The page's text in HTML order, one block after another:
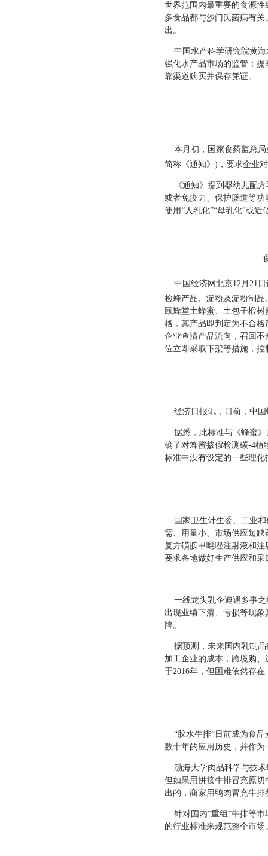
世界范围内最重要的食源
多食品都与沙门氏菌病有
出。
中国水产科学研究院黄海
强化水产品市场的监管；提
靠渠道购买并保存凭证。
本月初，国家食药监总局
简称《通知》)，要求企业
《通知》提到婴幼儿配方
或者免疫力、保护肠道等功
使用“人乳化”“母乳化”或
中国经济网北京12月21日
检蜂产品、淀粉及淀粉制品
颐蜂堂土蜂蜜、土包子椴树
格，其产品即判定为不合格
企业查清产品流向，召回不
位立即采取下架等措施，
经济日报讯，日 前，中
据悉，此标准与《蜂蜜
确了对蜂蜜掺假检测碳-4植
标准中没有设定的一些
国家卫生计生委、工业和
需、用量小、市场供应短
复方磺胺甲噁唑注射液和
要求各地做好生产供应
一线龙头乳企遭遇多事之
出现业绩下滑、亏损等现
牌。
据预测，未来国内乳制品
加工企业的成本，跨境购、
于2016年，但困难依然存在
“胶水牛排”日前成为食品
数十年的应用历史，并作
渤海大学肉品科学与技术
但如果用拼接牛排冒充原
出的，商家用鸭肉冒充牛
针对国内“重组”牛排等市
的行业标准来规范整个市场